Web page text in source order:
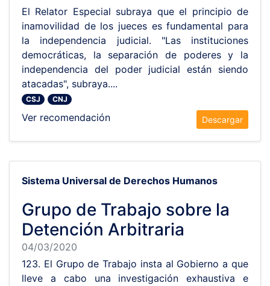
El Relator Especial subraya que el principio de
inamovilidad de los jueces es fundamental para
la independencia judicial. "Las instituciones
democráticas, la separación de poderes y la
independencia del poder judicial están siendo
atacadas", subraya....
CSJ CNJ
Ver recomendación Descargar
Sistema Universal de Derechos Humanos
Grupo de Trabajo sobre la
Detención Arbitraria
04/03/2020
123. El Grupo de Trabajo insta al Gobierno a que
lleve a cabo una investigación exhaustiva e